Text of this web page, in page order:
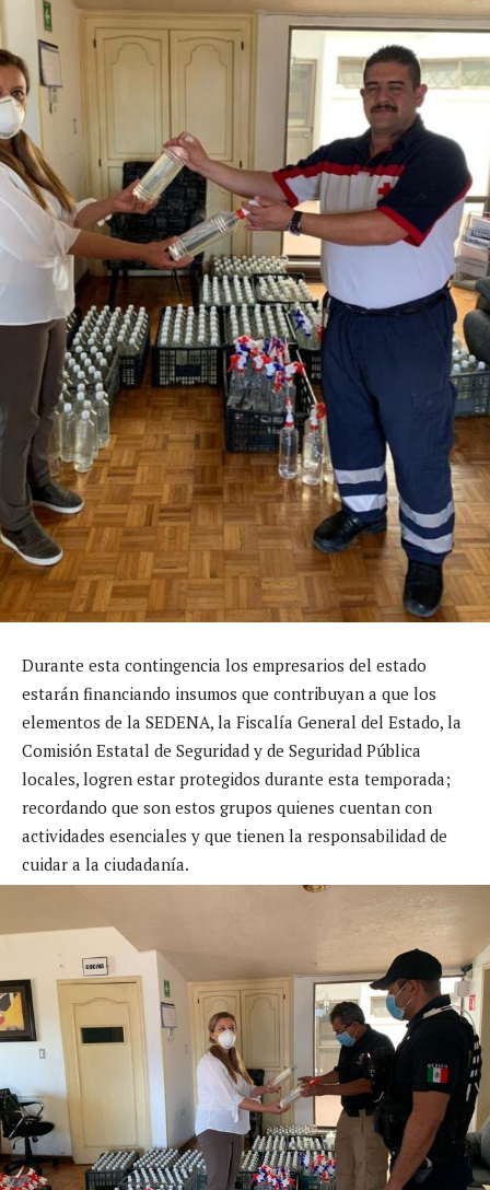
Durante esta contingencia los empresarios del estado
estarán financiando insumos que contribuyan a que los
elementos de la SEDENA, la Fiscalía General del Estado, la
Comisión Estatal de Seguridad y de Seguridad Pública
locales, logren estar protegidos durante esta temporada;
recordando que son estos grupos quienes cuentan con
actividades esenciales y que tienen la responsabilidad de
cuidar a la ciudadanía.